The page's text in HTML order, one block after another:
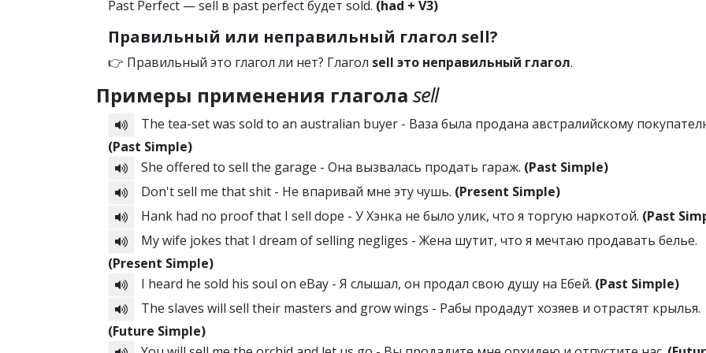
Past Perfect — sell в past perfect будет sold. (had + V3)
Правильный или неправильный глагол sell?
👉 Правильный это глагол ли нет? Глагол sell это неправильный глагол.
Примеры применения глагола sell
The tea-set was sold to an australian buyer - Ваза была продана австралийскому
(Past Simple)
She offered to sell the garage - Она вызвалась продать гараж. (Past Simple)
Don't sell me that shit - Не впаривай мне эту чушь. (Present Simple)
Hank had no proof that I sell dope - У Хэнка не было улик, что я торгую наркотой. (Past
My wife jokes that I dream of selling negliges - Жена шутит, что я мечтаю продавать белье.
(Present Simple)
I heard he sold his soul on eBay - Я слышал, он продал свою душу на Ебей. (Past Simple)
The slaves will sell their masters and grow wings - Рабы продадут хозяев и отрастят крылья.
(Future Simple)